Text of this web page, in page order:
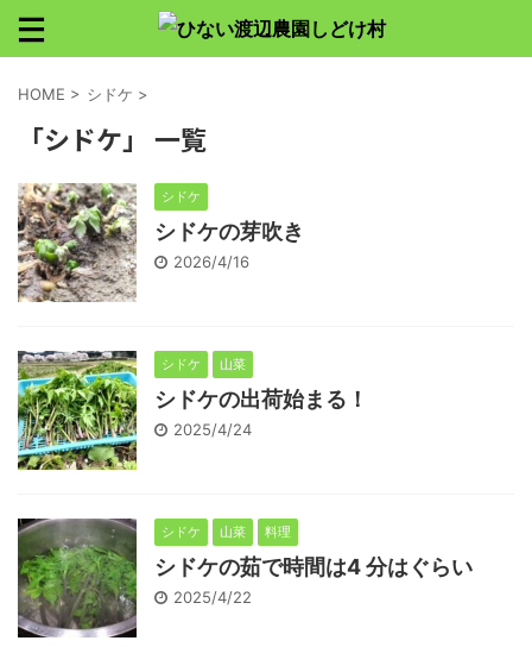
HOME > シドケ >
「シドケ」 一覧
シドケ
シドケの芽吹き
2026/4/16
シドケ 山菜
シドケの出荷始まる！
2025/4/24
シドケ 山菜 料理
シドケの茹で時間は4 分はぐらい
2025/4/22